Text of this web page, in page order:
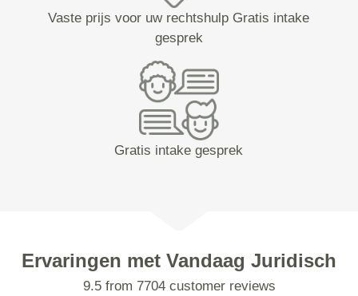
Vaste prijs voor uw rechtshulp Gratis intake
gesprek
Gratis intake gesprek
Ervaringen met Vandaag Juridisch
9.5 from 7704 customer reviews